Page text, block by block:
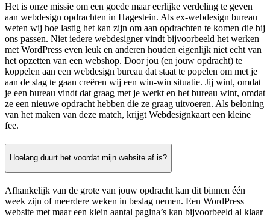
Het is onze missie om een goede maar eerlijke verdeling te geven
aan webdesign opdrachten in Hagestein. Als ex-webdesign bureau
weten wij hoe lastig het kan zijn om aan opdrachten te komen die bij
ons passen. Niet iedere webdesigner vindt bijvoorbeeld het werken
met WordPress even leuk en anderen houden eigenlijk niet echt van
het opzetten van een webshop. Door jou (en jouw opdracht) te
koppelen aan een webdesign bureau dat staat te popelen om met je
aan de slag te gaan creëren wij een win-win situatie. Jij wint, omdat
je een bureau vindt dat graag met je werkt en het bureau wint, omdat
ze een nieuwe opdracht hebben die ze graag uitvoeren. Als beloning
van het maken van deze match, krijgt Webdesignkaart een kleine
fee.
Hoelang duurt het voordat mijn website af is?
Afhankelijk van de grote van jouw opdracht kan dit binnen één
week zijn of meerdere weken in beslag nemen. Een WordPress
website met maar een klein aantal pagina’s kan bijvoorbeeld al klaar